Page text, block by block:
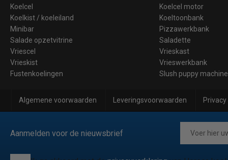
Koelcel
Koelcel motor
Koelkist / koeleiland
Koeltoonbank
Minibar
Pizzawerkbank
Salade opzetvitrine
Saladette
Vriescel
Vrieskast
Vrieskist
Vrieswerkbank
Fustenkoelingen
Slush puppy
Algemene voorwaarden Leveringsvoorwaarden
Aanmelden voor de nieuwsbrief